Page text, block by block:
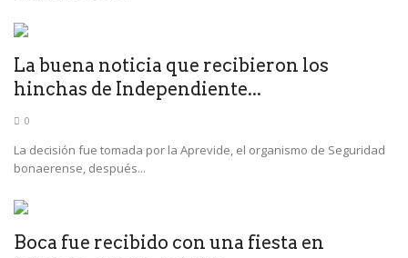
La buena noticia que recibieron los
hinchas de Independiente...
0
La decisión fue tomada por la Aprevide, el organismo de Seguridad
bonaerense, después...
Boca fue recibido con una fiesta en